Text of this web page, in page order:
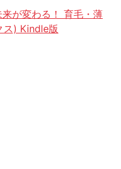
が変わる！ 育毛・薄
ス) Kindle版